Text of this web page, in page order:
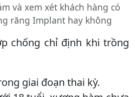
và xem xét khách hàng có
răng Implant hay không
chống chỉ định khi trồng
giai đoạn thai kỳ.